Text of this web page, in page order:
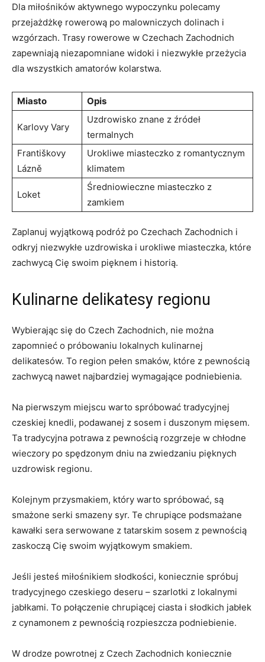
Dla miłośników aktywnego wypoczynku polecamy
przejażdżkę rowerową po ⁤malowniczych dolinach i
wzgórzach. Trasy ⁢rowerowe ‍w Czechach Zachodnich
‍zapewniają niezapomniane ​widoki i niezwykłe przeżycia
dla wszystkich amatorów kolarstwa.
Miasto Opis
Karlovy Vary
Uzdrowisko znane z źródeł⁢
termalnych
Františkovy
Lázně
Urokliwe miasteczko z romantycznym
⁣klimatem
Loket
Średniowieczne miasteczko z
zamkiem
Zaplanuj ​wyjątkową podróż⁤ po Czechach Zachodnich i
odkryj niezwykłe uzdrowiska i urokliwe miasteczka, które
zachwycą ⁤Cię swoim pięknem i historią.
Kulinarne delikatesy regionu
Wybierając się do Czech Zachodnich,⁤ nie można⁢
zapomnieć o próbowaniu lokalnych kulinarnej
delikatesów. To region pełen smaków, które z ⁢pewnością
zachwycą nawet⁣ najbardziej wymagające podniebienia.
Na pierwszym miejscu warto spróbować tradycyjnej
czeskiej knedli, podawanej ⁣z‌ sosem i‌ duszonym mięsem.
Ta tradycyjna‍ potrawa ​z pewnością rozgrzeje w chłodne
⁤wieczory po spędzonym dniu na zwiedzaniu pięknych
uzdrowisk regionu.
Kolejnym przysmakiem, który warto spróbować, są
smażone serki smazeny syr. Te chrupiące podsmażane
kawałki sera serwowane z tatarskim ‍sosem z pewnością
zaskoczą​ Cię swoim wyjątkowym smakiem.
Jeśli jesteś miłośnikiem słodkości, koniecznie spróbuj
tradycyjnego czeskiego deseru –​ szarlotki z lokalnymi
jabłkami. To połączenie chrupiącej⁤ ciasta i słodkich ⁢jabłek
z cynamonem⁢ z pewnością⁤ rozpieszcza podniebienie.
W drodze powrotnej z Czech Zachodnich koniecznie⁢